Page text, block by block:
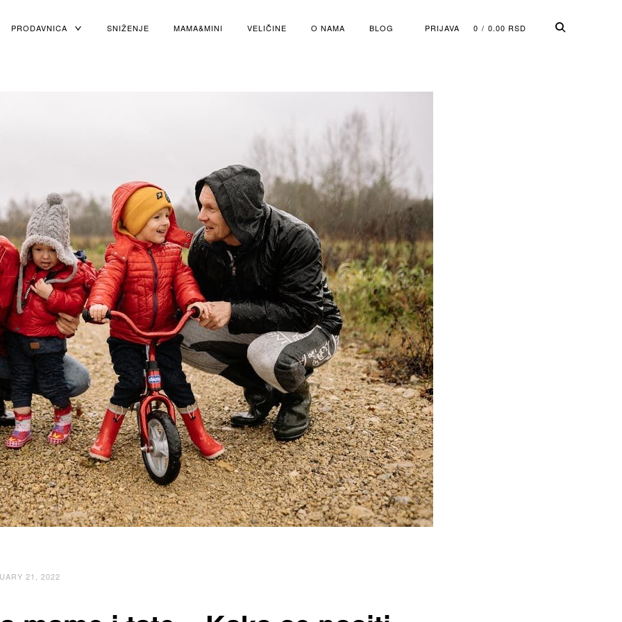
PRODAVNICA TOGGLE
CHILD
SNIŽENJE MAMA&MINI VELIČINE O NAMA BLOG PRIJAVA 0 0.00 RSD
21, 2022